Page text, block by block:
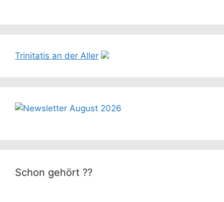
Trinitatis an der Aller
Schon gehört ??